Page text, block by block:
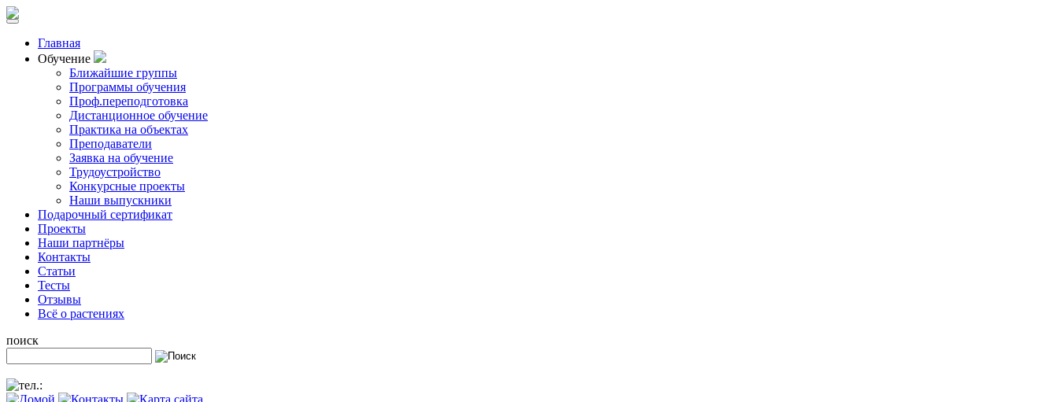
Главная
Обучение
Ближайшие группы
Программы обучения
Проф.переподготовка
Дистанционное обучение
Практика на объектах
Преподаватели
Заявка на обучение
Трудоустройство
Конкурсные проекты
Наши выпускники
Подарочный сертификат
Проекты
Наши партнёры
Контакты
Статьи
Тесты
Отзывы
Всё о растениях
поиск